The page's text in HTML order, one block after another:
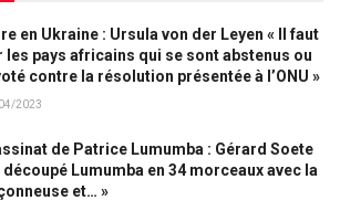
en Ukraine : Ursula von der Leyen « Il faut
les pays africains qui se sont abstenus ou
contre la résolution présentée à l’ONU »
2023
de Patrice Lumumba : Gérard Soete
découpé Lumumba en 34 morceaux avec la
et… »